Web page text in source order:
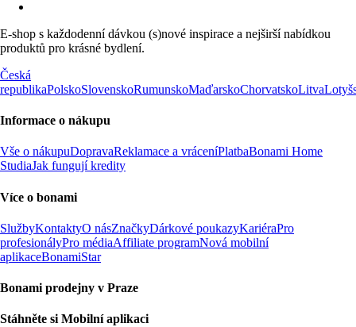
E-shop s každodenní dávkou (s)nové inspirace a nejširší nabídkou
produktů pro krásné bydlení.
Česká
republikaPolskoSlovenskoRumunskoMaďarskoChorvatskoLitva
Informace o nákupu
Vše o nákupuDopravaReklamace a vráceníPlatbaBonami Home
StudiaJak fungují kredity
Více o bonami
SlužbyKontaktyO násZnačkyDárkové poukazyKariéraPro
profesionályPro médiaAffiliate programNová mobilní
aplikaceBonamiStar
Bonami prodejny v Praze
Stáhněte si Mobilní aplikaci